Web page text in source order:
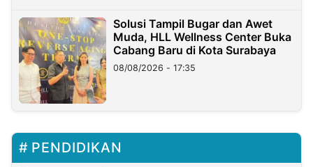
Solusi Tampil Bugar dan Awet
Muda, HLL Wellness Center Buka
Cabang Baru di Kota Surabaya
08/08/2026 - 17:35
PENDIDIKAN